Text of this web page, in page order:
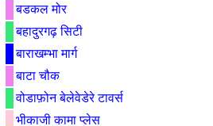
बडकल मोर
बहादुरगढ़ सिटी
बाराखम्भा मार्ग
बाटा चौक
वोडाफ़ोन बेलेवेडेरे टावर्स
भीकाजी कामा प्लेस